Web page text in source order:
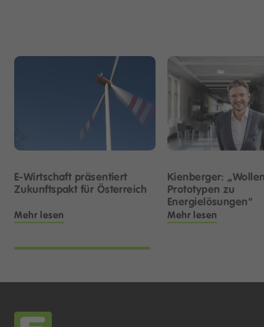
E-Wirtschaft präsentiert
Zukunftspakt für Österreich
Mehr lesen
Kienberger:
Prototypen zu
Energielösungen"
Mehr lesen